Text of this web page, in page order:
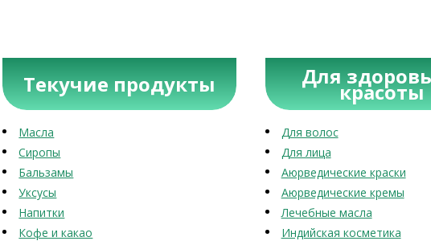
Текучие продукты
Масла
Сиропы
Бальзамы
Уксусы
Напитки
Кофе и какао
Для
красоты
Для волос
Для лица
Аюрведические краски
Аюрведические кремы
Лечебные масла
Индийская косметика